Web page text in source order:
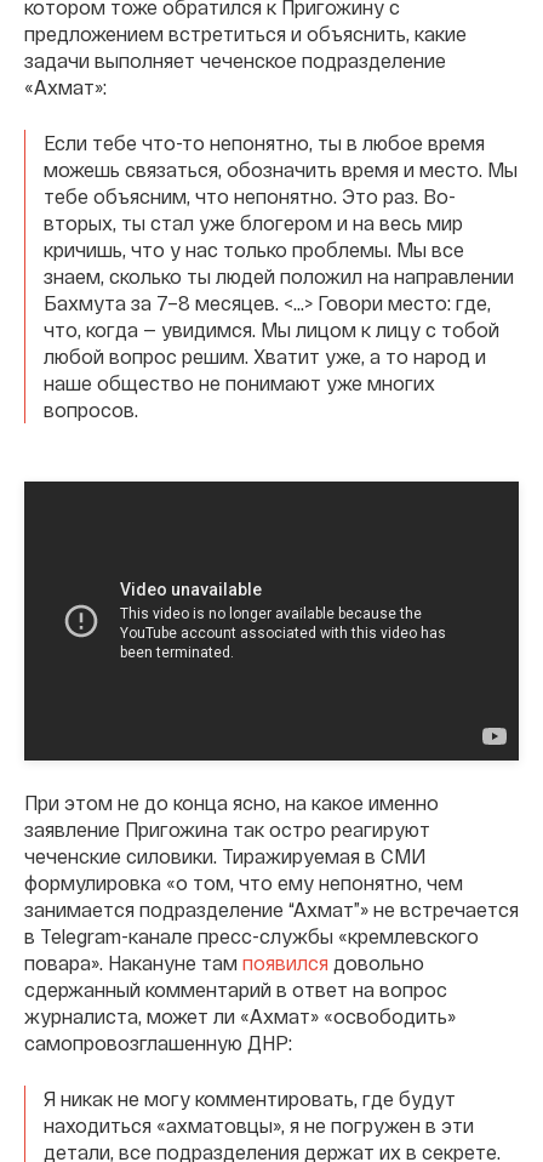
котором тоже обратился к Пригожину с
предложением встретиться и объяснить, какие
задачи выполняет чеченское подразделение
«Ахмат»:
Если тебе что-то непонятно, ты в любое время
можешь связаться, обозначить время и место. Мы
тебе объясним, что непонятно. Это раз. Во-
вторых, ты стал уже блогером и на весь мир
кричишь, что у нас только проблемы. Мы все
знаем, сколько ты людей положил на направлении
Бахмута за 7–8 месяцев. <...> Говори место: где,
что, когда — увидимся. Мы лицом к лицу с тобой
любой вопрос решим. Хватит уже, а то народ и
наше общество не понимают уже многих
вопросов.
При этом не до конца ясно, на какое именно
заявление Пригожина так остро реагируют
чеченские силовики. Тиражируемая в СМИ
формулировка «о том, что ему непонятно, чем
занимается подразделение “Ахмат”» не встречается
в Telegram-канале пресс-службы «кремлевского
повара». Накануне там появился довольно
сдержанный комментарий в ответ на вопрос
журналиста, может ли «Ахмат» «освободить»
самопровозглашенную ДНР:
Я никак не могу комментировать, где будут
находиться «ахматовцы», я не погружен в эти
детали, все подразделения держат их в секрете.